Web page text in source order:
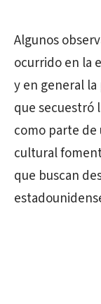
Algunos
ocurrido en la
y en general
que secuestró
como parte
cultural
que buscan